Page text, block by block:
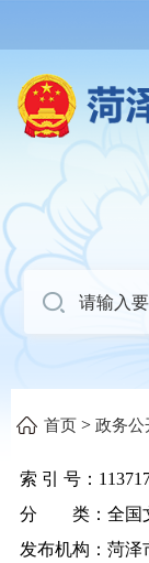
首页 > 政务公
索 引 号：
分 类： 全国
发布机构： 菏泽